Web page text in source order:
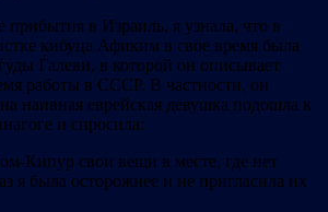
прибытия в Израиль, я узнала, что в
кибуца Афиким в свое время была
Ѓалеви, в которой он описывает
работы в СССР. В частности, он
наивная еврейская девушка подошла к
и спросила:
свои вещи в месте, где нет
я была осторожнее и не пригласила их